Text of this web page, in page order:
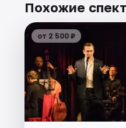
Похожие
от 2 500 ₽